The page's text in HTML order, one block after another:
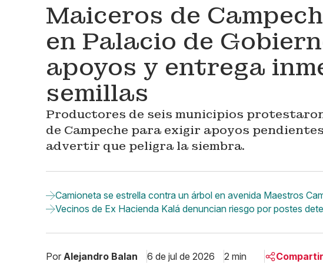
Maiceros de
en Palacio de
apoyos y entrega
semillas
Productores de seis municipios
de Campeche para exigir apoyos
advertir que peligra la siembra.
Camioneta se estrella contra un árbol en avenida Maestros
Vecinos de Ex Hacienda Kalá denuncian riesgo por postes
Por Alejandro Balan 6 de jul de 2026 2 min Compartir